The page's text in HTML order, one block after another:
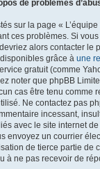
de problèmes
sur la page «
ces problèmes. Si vous
alors contacter le
grâce à une
gratuit (comme
noter que phpBB
cas être tenu comme
Ne contactez pas
incessant,
avec le site internet
envoyez un courrier
de tierce partie de
à ne pas recevoir de